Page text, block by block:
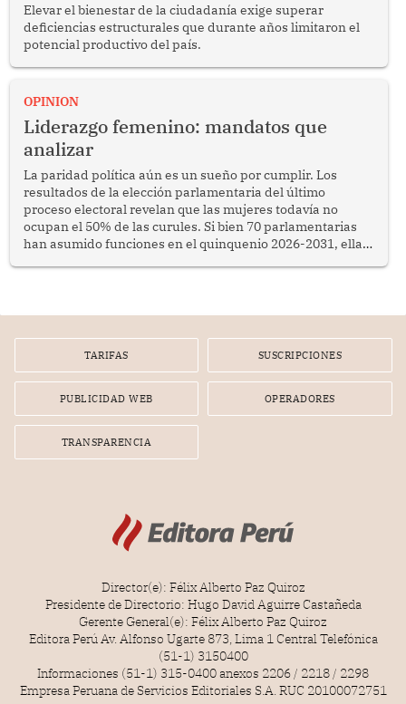
Elevar el bienestar de la ciudadanía exige superar
deficiencias estructurales que durante años limitaron el
potencial productivo del país.
OPINION
Liderazgo femenino: mandatos que
analizar
La paridad política aún es un sueño por cumplir. Los
resultados de la elección parlamentaria del último
proceso electoral revelan que las mujeres todavía no
ocupan el 50% de las curules. Si bien 70 parlamentarias
han asumido funciones en el quinquenio 2026-2031, ellas
TARIFAS SUSCRIPCIONES
PUBLICIDAD WEB OPERADORES
TRANSPARENCIA
Director(e): Félix Alberto Paz Quiroz
Presidente de Directorio: Hugo David Aguirre Castañeda
Gerente General(e): Félix Alberto Paz Quiroz
Editora Perú Av. Alfonso Ugarte 873, Lima 1 Central Telefónica
(51-1) 3150400
Informaciones (51-1) 315-0400 anexos 2206 / 2218 / 2298
Empresa Peruana de Servicios Editoriales S.A. RUC 20100072751